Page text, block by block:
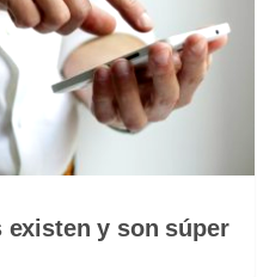
existen y son súper